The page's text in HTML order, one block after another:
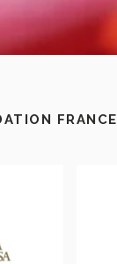
FRANCE